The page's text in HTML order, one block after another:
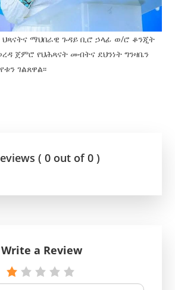
ህጻናትና ማህበራዊ ጉዳይ ቢሮ ኃላፊ ወ/ሮ ቆንጂት
ጀምሮ የህሕጻናት መብትና ደህንነት ግንዛቤን
ገልጸዋል፡፡
( 0 out of 0 )
Write a Review